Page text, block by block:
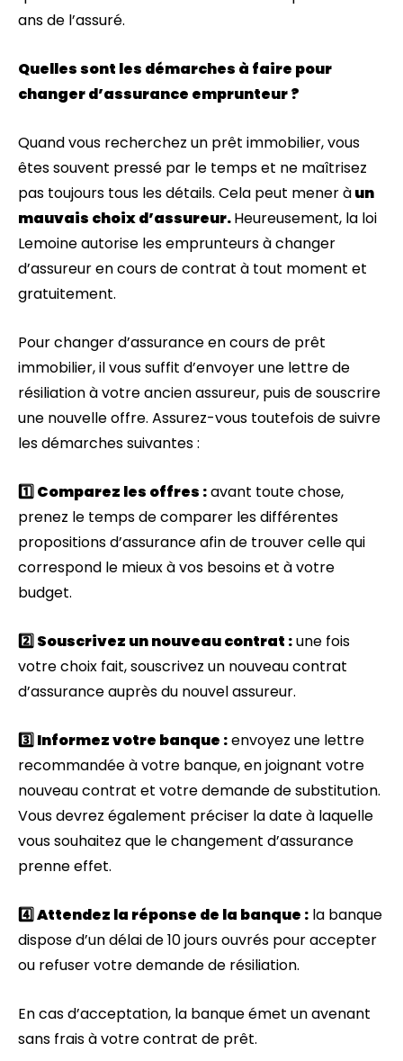
ans de l’assuré.
Quelles sont les démarches à faire pour
changer d’assurance emprunteur ?
Quand vous recherchez un prêt immobilier, vous
êtes souvent pressé par le temps et ne maîtrisez
pas toujours tous les détails. Cela peut mener àun
mauvais choix d’assureur.Heureusement, la loi
Lemoine autorise les emprunteurs à changer
d’assureur en cours de contrat à tout moment et
gratuitement.
Pour changer d’assurance en cours de prêt
immobilier, il vous suffit d’envoyer une lettre de
résiliation à votre ancien assureur, puis de souscrire
une nouvelle offre. Assurez-vous toutefois de suivre
les démarches suivantes :
1️⃣ Comparez les offres :avant toute chose,
prenez le temps de comparer les différentes
propositions d’assurance afin de trouver celle qui
correspond le mieux à vos besoins et à votre
budget.
2️⃣ Souscrivez un nouveau contrat :une fois
votre choix fait, souscrivez un nouveau contrat
d’assurance auprès du nouvel assureur.
3️⃣ Informez votre banque :envoyez une lettre
recommandée à votre banque, en joignant votre
nouveau contrat et votre demande de substitution.
Vous devrez également préciser la date à laquelle
vous souhaitez que le changement d’assurance
prenne effet.
4️⃣ Attendez la réponse de la banque : la banque
dispose d’un délai de 10 jours ouvrés pour accepter
ou refuser votre demande de résiliation.
En cas d’acceptation, la banque émet un avenant
sans frais à votre contrat de prêt.